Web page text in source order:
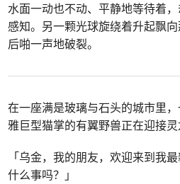
水面一动也不动、平静地等待着
感知。另一颗光球旋绕着升起飘
后啪一声地破裂。
在一座满是玻璃与石头的城市里
雅巨型猫掌的有翼野兽正在迎接灵
「乌金，我的朋友，欢迎来到我
什么事吗？」